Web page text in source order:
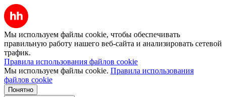
Мы используем файлы cookie, чтобы обеспечивать
правильную работу нашего веб-сайта и анализировать сетевой
трафик.
Правила использования файлов cookie
Мы используем файлы cookie. Правила использования
файлов cookie
Понятно